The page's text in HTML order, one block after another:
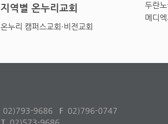
두란
메디
지역별 온누리교회
온누리 캠퍼스교회·비전교회
02)793-9686 F 02)796-0747